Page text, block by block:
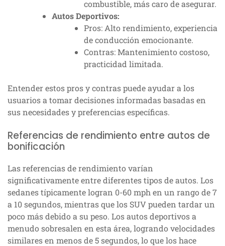
combustible, más caro de asegurar.
Autos Deportivos:
Pros: Alto rendimiento, experiencia
de conducción emocionante.
Contras: Mantenimiento costoso,
practicidad limitada.
Entender estos pros y contras puede ayudar a los
usuarios a tomar decisiones informadas basadas en
sus necesidades y preferencias específicas.
Referencias de rendimiento entre autos de
bonificación
Las referencias de rendimiento varían
significativamente entre diferentes tipos de autos. Los
sedanes típicamente logran 0-60 mph en un rango de 7
a 10 segundos, mientras que los SUV pueden tardar un
poco más debido a su peso. Los autos deportivos a
menudo sobresalen en esta área, logrando velocidades
similares en menos de 5 segundos, lo que los hace